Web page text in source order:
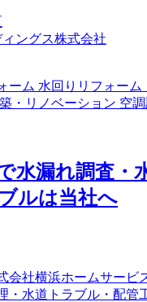
ィングス株式会社
ーム 水回りリフォーム
・リノベーション 空
水漏れ調査・
ルは当社へ
会社横浜ホームサービ
・水道トラブル・配管